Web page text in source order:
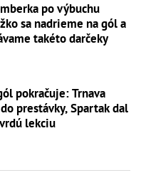
po výbuchu
sa nadrieme na gól a
takéto darčeky
pokračuje: Trnava
prestávky, Spartak dal
lekciu